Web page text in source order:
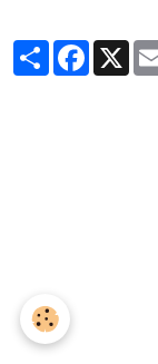
PartagerFacebook
X